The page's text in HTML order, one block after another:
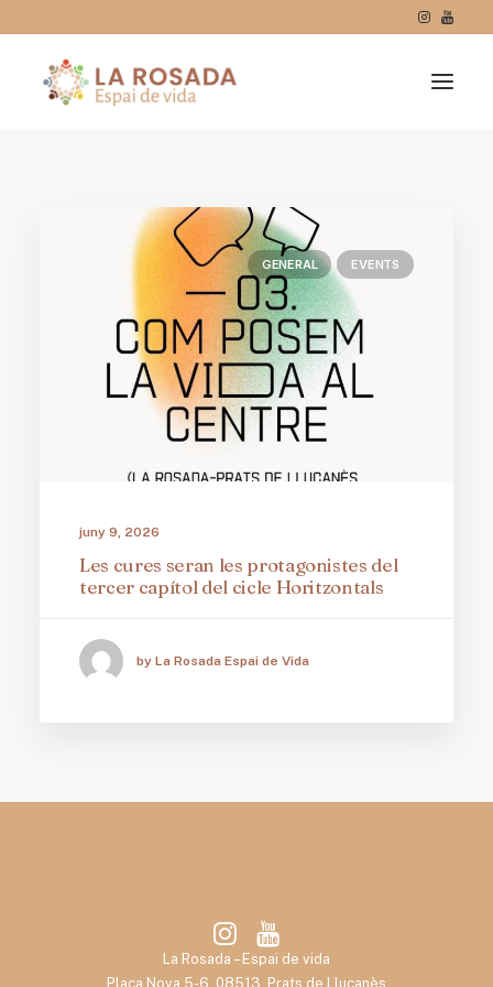
GENERAL EVENTS
juny 9, 2026
Les cures seran les protagonistes del
tercer capítol del cicle Horitzontals
by La Rosada Espai de Vida
La Rosada – Espai de vida
Plaça Nova 5-6, 08513, Prats de Lluçanès